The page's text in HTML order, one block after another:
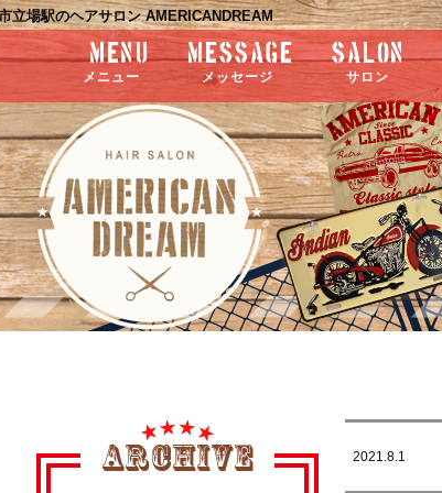
立場駅のヘアサロン AMERICANDREAM
ニュー
message
メッセージ
salon
サロン
2021.8.1
ARCHIVE